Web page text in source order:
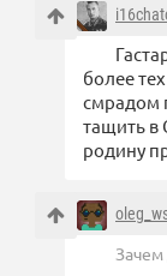
более
смрадом
тащить в
родину
Зачем